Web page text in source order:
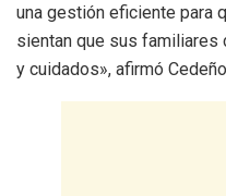
una gestión eficiente para
sientan que sus familiares
y cuidados», afirmó